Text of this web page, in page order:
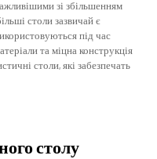
зі збільшенням
столи зазвичай є
під час
та міцна конструкція
столи, які забезпечать
столу